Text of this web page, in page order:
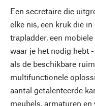
Een secretaire die
elke nis, een kruk die
trapladder, een
waar je het nodig hebt
als de beschikbare
multifunctionele
aantal getalenteerde
meubels, armaturen